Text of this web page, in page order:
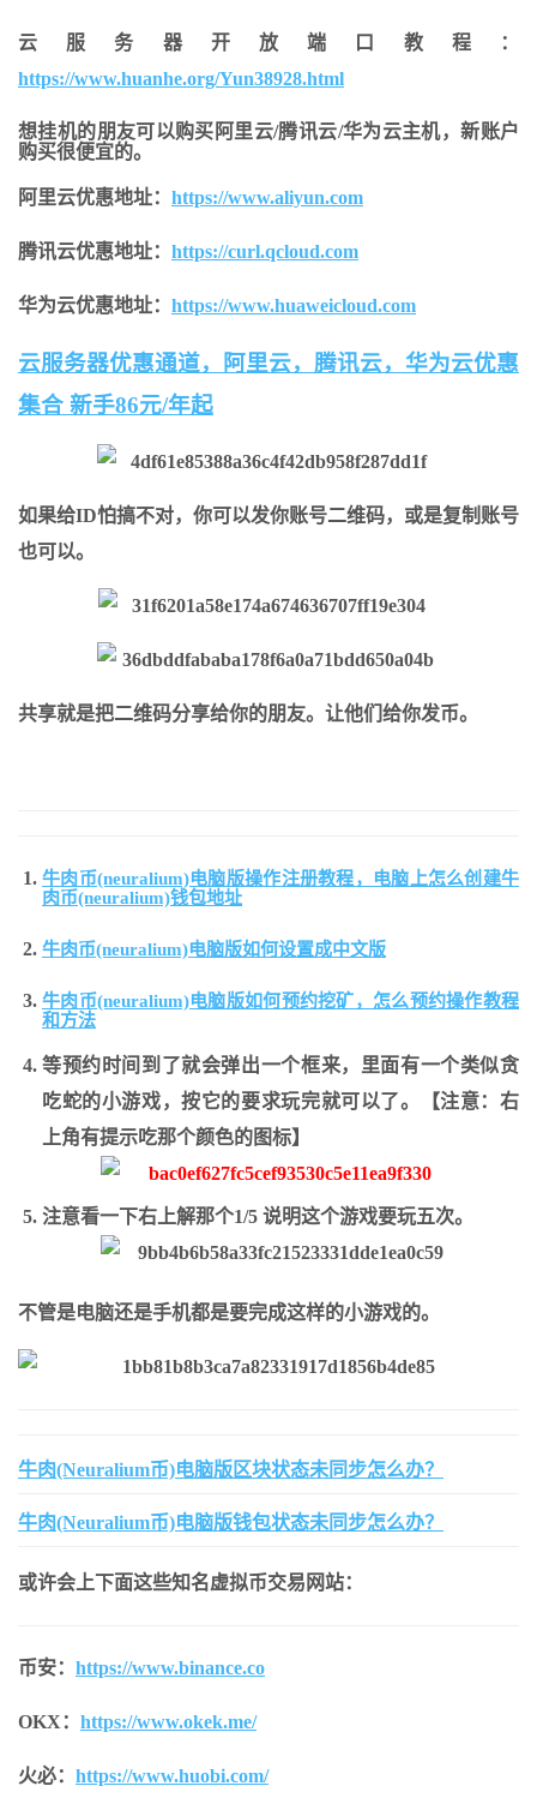
云服务器开放端口教程：
https://www.huanhe.org/Yun38928.html
想挂机的朋友可以购买阿里云/腾讯云/华为云主机，新账户
购买很便宜的。
阿里云优惠地址： https://www.aliyun.com
腾讯云优惠地址： https://curl.qcloud.com
华为云优惠地址： https://www.huaweicloud.com
云服务器优惠通道，阿里云，腾讯云，华为云优惠
集合 新手86元/年起
如果给ID怕搞不对，你可以发你账号二维码，或是复制账号
也可以。
共享就是把二维码分享给你的朋友。让他们给你发币。
牛肉币(neuralium)电脑版操作注册教程，电脑上怎么创建牛
肉币(neuralium)钱包地址
牛肉币(neuralium)电脑版如何设置成中文版
牛肉币(neuralium)电脑版如何预约挖矿，怎么预约操作教程
和方法
等预约时间到了就会弹出一个框来，里面有一个类似贪
吃蛇的小游戏，按它的要求玩完就可以了。【注意：右
上角有提示吃那个颜色的图标】
注意看一下右上解那个1/5 说明这个游戏要玩五次。
不管是电脑还是手机都是要完成这样的小游戏的。
牛肉(Neuralium币)电脑版区块状态未同步怎么办？
牛肉(Neuralium币)电脑版钱包状态未同步怎么办？
或许会上下面这些知名虚拟币交易网站：
币安： https://www.binance.co
OKX： https://www.okek.me/
火必： https://www.huobi.com/